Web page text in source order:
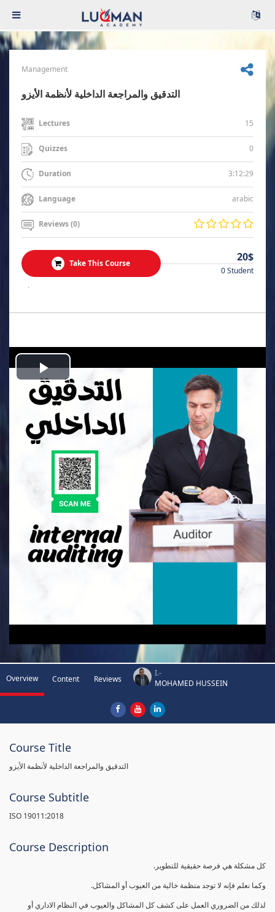
Management
التدقيق والمراجعة الداخلية لأنظمة الأيزو
Lectures 15
Quizzes 0
Duration 3:12:29
Language arabic
Reviews (0)
Take This Course 20$
0 Student
.
Play
Video
Overview Content Reviews
I.-
MOHAMED HUSSEIN
Course Title
التدقيق والمراجعة الداخلية لأنظمة الأيزو
Course Subtitle
ISO 19011:2018
Course Description
كل مشكلة هي فرصة حقيقية للتطوير.
وكما نعلم فإنه لا توجد منظمة خالية من العيوب أو المشاكل.
لذلك من الضروري العمل على كشف كل المشاكل والعيوب في النظام الاداري أو